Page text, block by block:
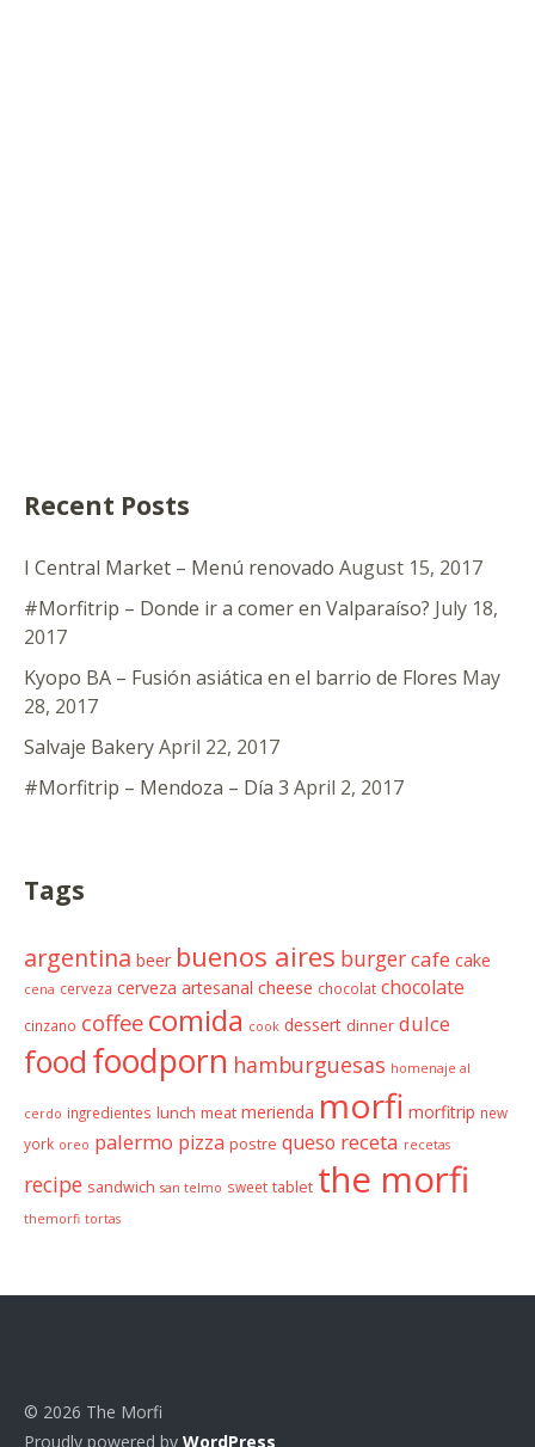
Recent Posts
I Central Market – Menú renovado August 15, 2017
#Morfitrip – Donde ir a comer en Valparaíso? July 18,
2017
Kyopo BA – Fusión asiática en el barrio de Flores May
28, 2017
Salvaje BakeryApril 22, 2017
#Morfitrip – Mendoza – Día 3 April 2, 2017
Tags
argentina beer buenos aires burgercafe cake
cena cerveza cerveza artesanal cheese chocolat chocolate
cinzano coffee comida cook dessert dinner dulce
food foodporn hamburguesas homenaje al
cerdo ingredientes lunch meat merienda morfi morfitrip new
york oreo palermo pizza postre queso receta recetas
recipe sandwich san telmo sweet tablet the morfi
themorfi tortas
© 2026 The Morfi
Proudly powered by WordPress